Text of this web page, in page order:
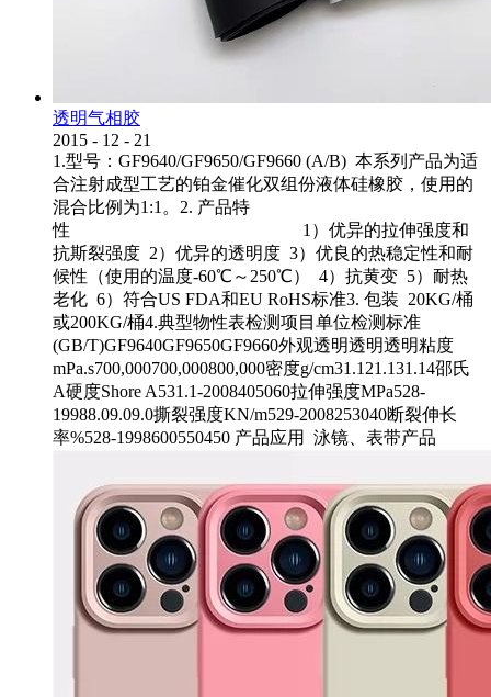
透明气相胶
2015 - 12 - 21
1.型号：GF9640/GF9650/GF9660 (A/B) 本系列产品为适
合注射成型工艺的铂金催化双组份液体硅橡胶，使用的
混合比例为1:1。2. 产品特
性 1）优异的拉伸强度和
抗斯裂强度 2）优异的透明度 3）优良的热稳定性和耐
候性（使用的温度-60℃～250℃） 4）抗黄变 5）耐热
老化 6）符合US FDA和EU RoHS标准3. 包装 20KG/桶
或200KG/桶4.典型物性表检测项目单位检测标准
(GB/T)GF9640GF9650GF9660外观透明透明透明粘度
mPa.s700,000700,000800,000密度g/cm31.121.131.14邵氏
A硬度Shore A531.1-2008405060拉伸强度MPa528-
19988.09.09.0撕裂强度KN/m529-2008253040断裂伸长
率%528-1998600550450 产品应用 泳镜、表带产品